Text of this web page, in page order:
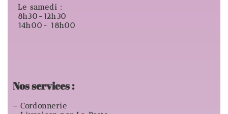
Le samedi :
8h30-12h30
14h00- 18h00
Nos services :
– Cordonnerie